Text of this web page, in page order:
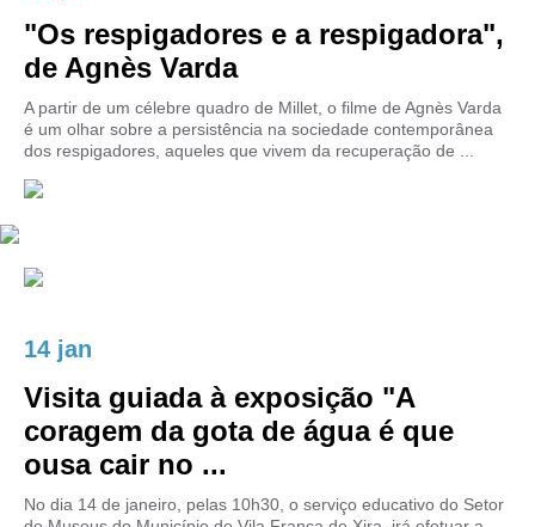
"Os respigadores e a respigadora",
de Agnès Varda
A partir de um célebre quadro de Millet, o filme de Agnès Varda
é um olhar sobre a persistência na sociedade contemporânea
dos respigadores, aqueles que vivem da recuperação de ...
14 jan
Visita guiada à exposição "A
coragem da gota de água é que
ousa cair no ...
No dia 14 de janeiro, pelas 10h30, o serviço educativo do Setor